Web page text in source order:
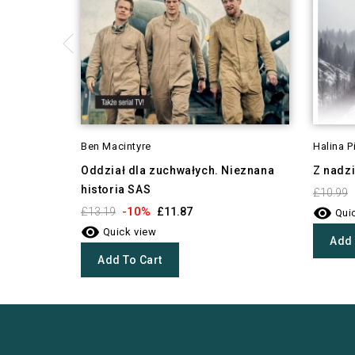
Ben Macintyre
Oddział dla zuchwałych. Nieznana
historia SAS
£13.19 -10% £11.87
 Quick view
Add To Cart
Halina
Z
£10.99

Add